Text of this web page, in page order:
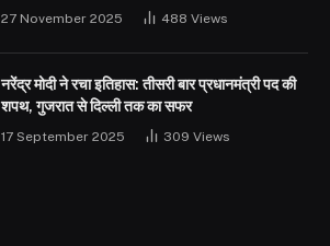
27 November 2025 488 Views
नरेंद्र मोदी ने रचा इतिहास: तीसरी बार प्रधानमंत्री पद की
शपथ, गुजरात से दिल्ली तक का सफर
17 September 2025 309 Views